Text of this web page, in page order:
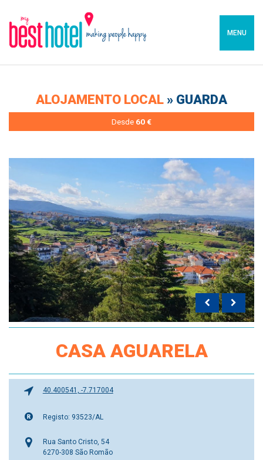
MENU
ALOJAMENTO LOCAL » GUARDA
Desde 60 €
CASA AGUARELA
40.400541, -7.717004
Registo: 93523/AL
Rua Santo Cristo, 54
6270-308 São Romão